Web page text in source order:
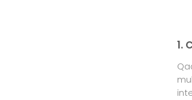
1.